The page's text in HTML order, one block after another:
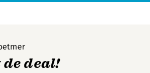
deal!
Personen